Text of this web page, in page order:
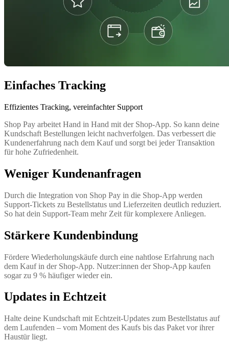
Einfaches Tracking
Effizientes Tracking, vereinfachter Support
Shop Pay arbeitet Hand in Hand mit der Shop-App. So kann deine
Kundschaft Bestellungen leicht nachverfolgen. Das verbessert die
Kundenerfahrung nach dem Kauf und sorgt bei jeder Transaktion
für hohe Zufriedenheit.
Weniger Kundenanfragen
Durch die Integration von Shop Pay in die Shop-App werden
Support-Tickets zu Bestellstatus und Lieferzeiten deutlich reduziert.
So hat dein Support-Team mehr Zeit für komplexere Anliegen.
Stärkere Kundenbindung
Fördere Wiederholungskäufe durch eine nahtlose Erfahrung nach
dem Kauf in der Shop-App. Nutzer:innen der Shop-App kaufen
sogar zu 9 % häufiger wieder ein.
Updates in Echtzeit
Halte deine Kundschaft mit Echtzeit-Updates zum Bestellstatus auf
dem Laufenden – vom Moment des Kaufs bis das Paket vor ihrer
Haustür liegt.